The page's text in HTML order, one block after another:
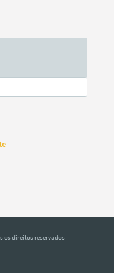
os direitos reservados